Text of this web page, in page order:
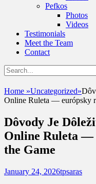
Pefkos
Photos
Videos
Testimonials
Meet the Team
Contact
Show
Header
Sidebar
Content
Search
for:
UshandSon
Home »Uncategorized»
Online Ruleta — európsky
Dôvody Je
Online Ruleta —
the Game
Posted
January 24, 2026Author
tpsaras